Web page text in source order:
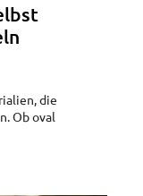
die
Ob oval